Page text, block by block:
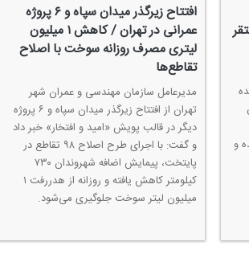
و
افتتاح زیرگذر میدان سپاه و ۶ پروژه
عمرانی در تهران / كاهش ۱ میلیون
لیتری مصرف روزانه سوخت با اصلاح
تقاطع‌ها
مدیرعامل سازمان مهندسی و عمران شهر
تهران از افتتاح زیرگذر میدان سپاه و ۶ پروژه
دیگر در قالب پویش «امید و افتخار» خبر داد
و گفت: با اجرای طرح اصلاح ۹۸ تقاطع در
پایتخت، پیمایش اضافه شهروندان ۷۳۰
كیلومتر كاهش یافته و روزانه از هدررفت ۱
میلیون لیتر سوخت جلوگیری می‌شود.